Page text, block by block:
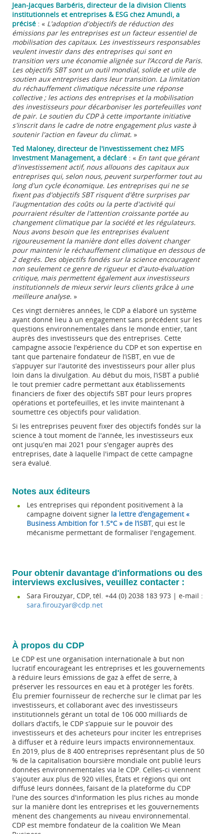
Jean-Jacques Barbéris, directeur de la division Clients
institutionnels et entreprises & ESG chez Amundi, a
précisé : « L'adoption d'objectifs de réduction des
émissions par les entreprises est un facteur essentiel de
mobilisation des capitaux. Les investisseurs responsables
veulent investir dans des entreprises qui sont en
transition vers une économie alignée sur l’Accord de Paris.
Les objectifs SBT sont un outil mondial, solide et utile de
soutien aux entreprises dans leur transition. La limitation
du réchauffement climatique nécessite une réponse
collective ; les actions des entreprises et la mobilisation
des investisseurs pour décarboniser les portefeuilles vont
de pair. Le soutien du CDP à cette importante initiative
s'inscrit dans le cadre de notre engagement plus vaste à
soutenir l'action en faveur du climat. »
Ted Maloney, directeur de l'investissement chez MFS
Investment Management, a déclaré : « En tant que gérant
d'investissement actif, nous allouons des capitaux aux
entreprises qui, selon nous, peuvent surperformer tout au
long d'un cycle économique. Les entreprises qui ne se
fixent pas d'objectifs SBT risquent d'être surprises par
l'augmentation des coûts ou la perte d'activité qui
pourraient résulter de l'attention croissante portée au
changement climatique par la société et les régulateurs.
Nous avons besoin que les entreprises évaluent
rigoureusement la manière dont elles doivent changer
pour maintenir le réchauffement climatique en dessous de
2 degrés. Des objectifs fondés sur la science encouragent
non seulement ce genre de rigueur et d'auto-évaluation
critique, mais permettent également aux investisseurs
institutionnels de mieux servir leurs clients grâce à une
meilleure analyse. »
Ces vingt dernières années, le CDP a élaboré un système
ayant donné lieu à un engagement sans précédent sur les
questions environnementales dans le monde entier, tant
auprès des investisseurs que des entreprises. Cette
campagne associe l’expérience du CDP et son expertise en
tant que partenaire fondateur de l’iSBT, en vue de
s’appuyer sur l'autorité des investisseurs pour aller plus
loin dans la divulgation. Au début du mois, l’iSBT a publié
le tout premier cadre permettant aux établissements
financiers de fixer des objectifs SBT pour leurs propres
opérations et portefeuilles, et les invite maintenant à
soumettre ces objectifs pour validation.
Si les entreprises peuvent fixer des objectifs fondés sur la
science à tout moment de l'année, les investisseurs eux
ont jusqu'en mai 2021 pour s'engager auprès des
entreprises, date à laquelle l'impact de cette campagne
sera évalué.
Notes aux éditeurs
Les entreprises qui répondent positivement à la
campagne doivent signer la lettre d’engagement «
Business Ambition for 1.5°C » de l’iSBT, qui est le
mécanisme permettant de formaliser l'engagement.
Pour obtenir davantage d'informations ou des
interviews exclusives, veuillez contacter :
Sara Firouzyar, CDP, tél. +44 (0) 2038 183 973 | e-mail :
sara.firouzyar@cdp.net
À propos du CDP
Le CDP est une organisation internationale à but non
lucratif encourageant les entreprises et les gouvernements
à réduire leurs émissions de gaz à effet de serre, à
préserver les ressources en eau et à protéger les forêts.
Élu premier fournisseur de recherche sur le climat par les
investisseurs, et collaborant avec des investisseurs
institutionnels gérant un total de 106 000 milliards de
dollars d’actifs, le CDP s’appuie sur le pouvoir des
investisseurs et des acheteurs pour inciter les entreprises
à diffuser et à réduire leurs impacts environnementaux.
En 2019, plus de 8 400 entreprises représentant plus de 50
% de la capitalisation boursière mondiale ont publié leurs
données environnementales via le CDP. Celles-ci viennent
s'ajouter aux plus de 920 villes, États et régions qui ont
diffusé leurs données, faisant de la plateforme du CDP
l'une des sources d'information les plus riches au monde
sur la manière dont les entreprises et les gouvernements
mènent des changements au niveau environnemental.
CDP est membre fondateur de la coalition We Mean